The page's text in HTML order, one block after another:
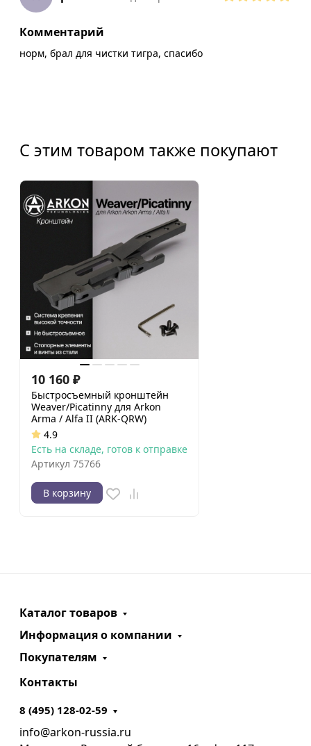
Комментарий
норм, брал для чистки тигра, спасибо
С этим товаром также покупают
10 160 ₽
Быстросъемный кронштейн
Weaver/Picatinny для Arkon
Arma / Alfa II (ARK-QRW)
4.9
Есть на складе, готов к отправке
Артикул 75766
В корзину
Каталог товаров
Информация о компании
Покупателям
Контакты
8 (495) 128-02-59
info@arkon-russia.ru